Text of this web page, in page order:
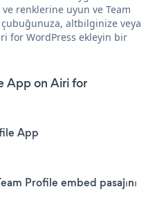
renklerine uyun ve Team
çubuğunuza, altbilginize veya
for WordPress ekleyin bir
App on Airi for
App
Profile embed pasajını